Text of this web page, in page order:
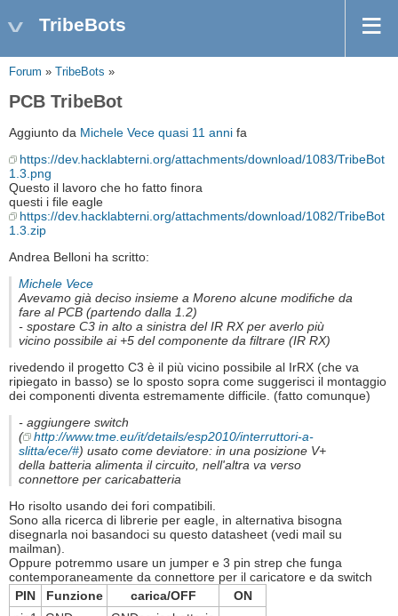
TribeBots
Forum » TribeBots »
PCB TribeBot
Aggiunto da Michele Vece quasi 11 anni fa
https://dev.hacklabterni.org/attachments/download/1083/TribeBot
1.3.png
Questo il lavoro che ho fatto finora
questi i file eagle
https://dev.hacklabterni.org/attachments/download/1082/TribeBot
1.3.zip
Andrea Belloni ha scritto:
Michele Vece
Avevamo già deciso insieme a Moreno alcune modifiche da
fare al PCB (partendo dalla 1.2)
- spostare C3 in alto a sinistra del IR RX per averlo più
vicino possibile ai +5 del componente da filtrare (IR RX)
rivedendo il progetto C3 è il più vicino possibile al IrRX (che va
ripiegato in basso) se lo sposto sopra come suggerisci il montaggio
dei componenti diventa estremamente difficile. (fatto comunque)
- aggiungere switch
(
http://www.tme.eu/it/details/esp2010/interruttori-a-
slitta/ece/#) usato come deviatore: in una posizione V+
della batteria alimenta il circuito, nell'altra va verso
connettore per caricabatteria
Ho risolto usando dei fori compatibili.
Sono alla ricerca di librerie per eagle, in alternativa bisogna
disegnarla noi basandoci su questo datasheet (vedi mail su
mailman).
Oppure potremmo usare un jumper e 3 pin strep che funga
contemporaneamente da connettore per il caricatore e da switch
PIN
Funzione carica/OFF
ON